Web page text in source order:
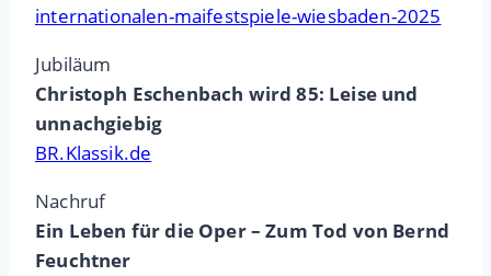
internationalen-maifestspiele-wiesbaden-2025
Jubiläum
Christoph Eschenbach wird 85: Leise und
unnachgiebig
BR.Klassik.de
Nachruf
Ein Leben für die Oper – Zum Tod von Bernd
Feuchtner